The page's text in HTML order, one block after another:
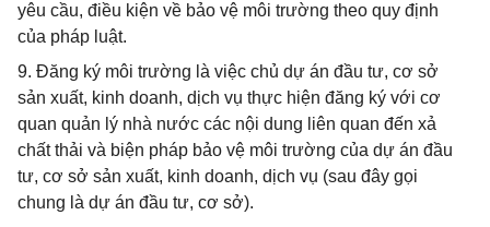
yêu cầu, điều kiện về bảo vệ môi trường theo quy định
của pháp luật.
9. Đăng ký môi trường là việc chủ dự án đầu tư, cơ sở
sản xuất, kinh doanh, dịch vụ thực hiện đăng ký với cơ
quan quản lý nhà nước các nội dung liên quan đến xả
chất thải và biện pháp bảo vệ môi trường của dự án đầu
tư, cơ sở sản xuất, kinh doanh, dịch vụ (sau đây gọi
chung là dự án đầu tư, cơ sở).